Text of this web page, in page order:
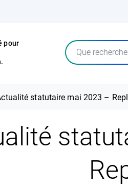
pour
Rechercher
statutaire mai 2023 –